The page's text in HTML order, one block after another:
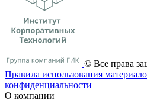
© Все права
Правила использования
конфиденциальности
О компании